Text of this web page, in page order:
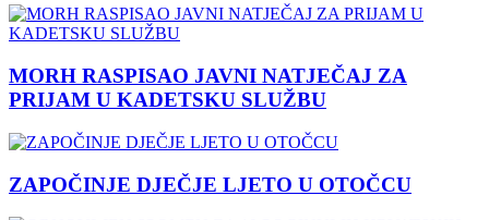
MORH RASPISAO JAVNI NATJEČAJ ZA
PRIJAM U KADETSKU SLUŽBU
ZAPOČINJE DJEČJE LJETO U OTOČCU